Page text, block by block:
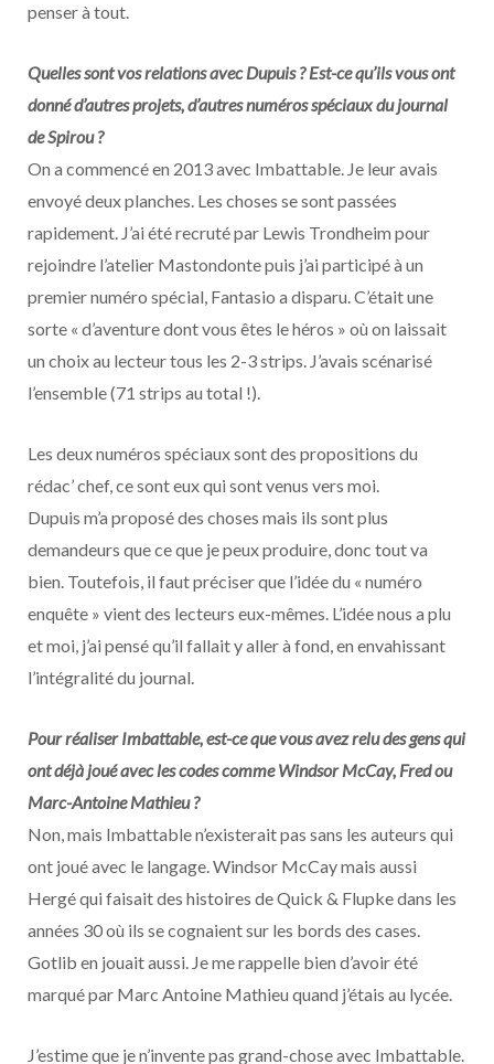
penser à tout.
Quelles sont vos relations avec Dupuis ? Est-ce qu’ils vous ont
donné d’autres projets, d’autres numéros spéciaux du journal
de Spirou ?
On a commencé en 2013 avec Imbattable. Je leur avais
envoyé deux planches. Les choses se sont passées
rapidement. J’ai été recruté par Lewis Trondheim pour
rejoindre l’atelier Mastondonte puis j’ai participé à un
premier numéro spécial, Fantasio a disparu. C’était une
sorte « d’aventure dont vous êtes le héros » où on laissait
un choix au lecteur tous les 2-3 strips. J’avais scénarisé
l’ensemble (71 strips au total !).
Les deux numéros spéciaux sont des propositions du
rédac’ chef, ce sont eux qui sont venus vers moi.
Dupuis m’a proposé des choses mais ils sont plus
demandeurs que ce que je peux produire, donc tout va
bien. Toutefois, il faut préciser que l’idée du « numéro
enquête » vient des lecteurs eux-mêmes. L’idée nous a plu
et moi, j’ai pensé qu’il fallait y aller à fond, en envahissant
l’intégralité du journal.
Pour réaliser Imbattable, est-ce que vous avez relu des gens qui
ont déjà joué avec les codes comme Windsor McCay, Fred ou
Marc-Antoine Mathieu ?
Non, mais Imbattable n’existerait pas sans les auteurs qui
ont joué avec le langage. Windsor McCay mais aussi
Hergé qui faisait des histoires de Quick & Flupke dans les
années 30 où ils se cognaient sur les bords des cases.
Gotlib en jouait aussi. Je me rappelle bien d’avoir été
marqué par Marc Antoine Mathieu quand j’étais au lycée.
J’estime que je n’invente pas grand-chose avec Imbattable.